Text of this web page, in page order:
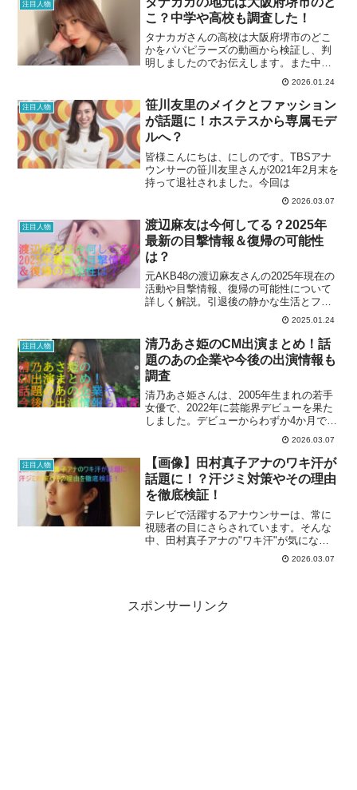
注目人物
こ？中学や高校も調査した！
タナカガさんの高校は大阪府堺市のどこ
かをパパピラーズの動画から検証し、判
明しましたのでお伝えします。また中学
や高校も調査しましたので合わせてご覧
2026.01.24
注目人物
笹川友里のメイクとファッション
が話題に！ホステスから専属モデ
ルへ？
皆様こんにちは、にしのです。TBSアナ
ウンサーの笹川友里さんが2021年2月末を
持って退社されました。今回は
2026.03.07
注目人物
渡辺麻友は今何してる？2025年
最新の目撃情報＆復帰の可能性
は？
元AKB48の渡辺麻友さんの2025年現在の
活動や目撃情報、復帰の可能性について
詳しく解説。引退後の静かな生活とファ
ンの思いに迫ります。最新情報を知りた
2025.01.24
注目人物
清乃あさ姫のCM出演まとめ！話
題のあの企業や今後の出演情報も
調査
清乃あさ姫さんは、2005年生まれの若手
女優で、2022年に芸能界デビューを果た
しました。デビューからわずか4か月で
CM出演を果たし、その後も話題のCMに
次々と出演しています。本記事では、清
乃あさ姫さんのCM出演歴や話題の企業、
今後の出演情...
2026.03.07
注目人物
【画像】田村真子アナのワキ汗が
話題に！？汗ジミ対策やその理由
を徹底検証！
テレビで活躍するアナウンサーは、常に
視聴者の目にさらされています。そんな
中、田村真子アナの"ワキ汗"が気になる
という声が上がっています。もしかする
と、あなたもワキ汗に悩んだ経験がある
2026.03.07
スポンサーリンク